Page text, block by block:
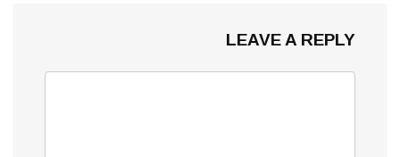
LEAVE A REPLY